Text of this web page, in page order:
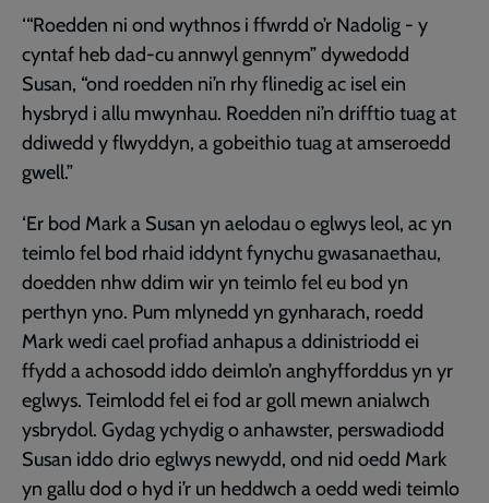
‘“Roedden ni ond wythnos i ffwrdd o’r Nadolig - y
cyntaf heb dad-cu annwyl gennym” dywedodd
Susan, “ond roedden ni’n rhy flinedig ac isel ein
hysbryd i allu mwynhau. Roedden ni’n drifftio tuag at
ddiwedd y flwyddyn, a gobeithio tuag at amseroedd
gwell.”
‘Er bod Mark a Susan yn aelodau o eglwys leol, ac yn
teimlo fel bod rhaid iddynt fynychu gwasanaethau,
doedden nhw ddim wir yn teimlo fel eu bod yn
perthyn yno. Pum mlynedd yn gynharach, roedd
Mark wedi cael profiad anhapus a ddinistriodd ei
ffydd a achosodd iddo deimlo’n anghyfforddus yn yr
eglwys. Teimlodd fel ei fod ar goll mewn anialwch
ysbrydol. Gydag ychydig o anhawster, perswadiodd
Susan iddo drio eglwys newydd, ond nid oedd Mark
yn gallu dod o hyd i’r un heddwch a oedd wedi teimlo